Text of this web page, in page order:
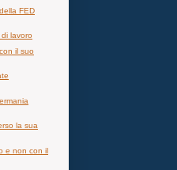
FED
lavoro
il suo
la sua
e non con il